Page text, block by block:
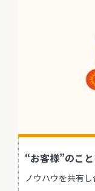
“お客様”のこ
ノウハウを共有